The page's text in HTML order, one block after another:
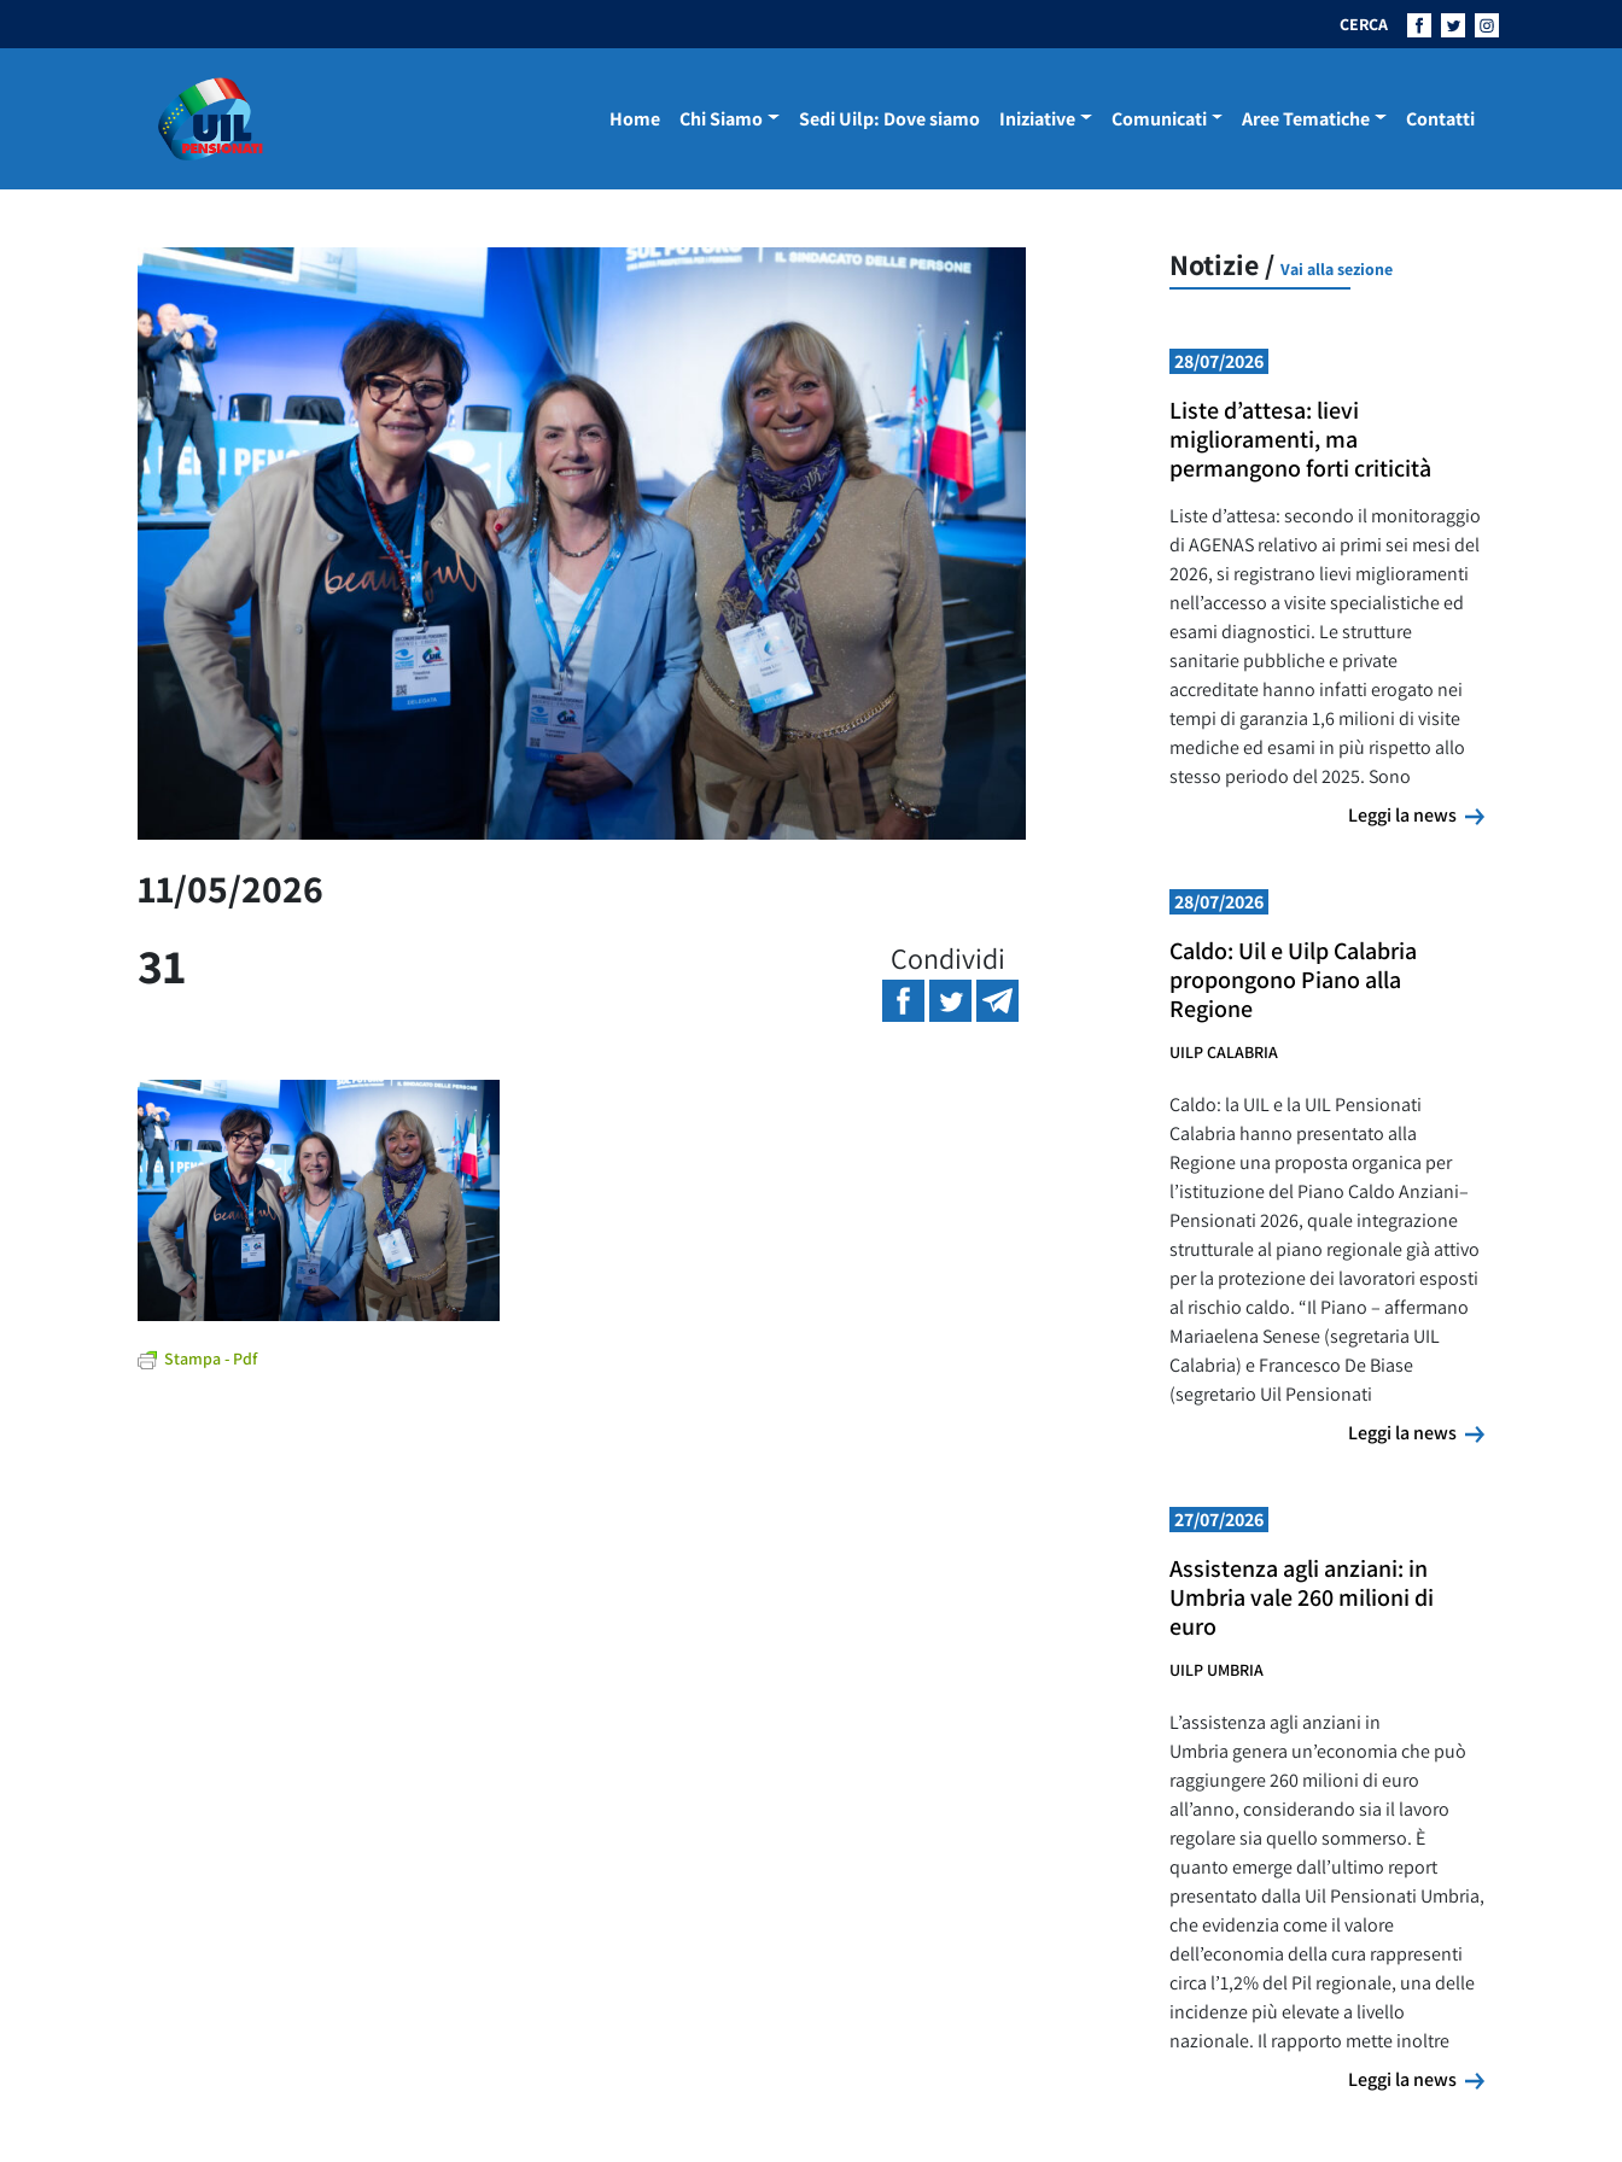
CERCA
Navigazione principale Home Chi Siamo Sedi Uilp: Dove siamo Iniziative Comunicati Aree Tematiche Contatti
11/05/2026
31 Condividi
Stampa - Pdf
Notizie / Vai alla sezione
28/07/2026
Liste d’attesa: lievi
miglioramenti, ma
permangono forti criticità
Liste d’attesa: secondo il monitoraggio
di AGENAS relativo ai primi sei mesi del
2026, si registrano lievi miglioramenti
nell’accesso a visite specialistiche ed
esami diagnostici. Le strutture
sanitarie pubbliche e private
accreditate hanno infatti erogato nei
tempi di garanzia 1,6 milioni di visite
mediche ed esami in più rispetto allo
stesso periodo del 2025. Sono
Leggi la news
Leggi la news
28/07/2026
Caldo: Uil e Uilp Calabria
propongono Piano alla
Regione
UILP CALABRIA
Caldo: la UIL e la UIL Pensionati
Calabria hanno presentato alla
Regione una proposta organica per
l’istituzione del Piano Caldo Anziani–
Pensionati 2026, quale integrazione
strutturale al piano regionale già attivo
per la protezione dei lavoratori esposti
al rischio caldo. “Il Piano – affermano
Mariaelena Senese (segretaria UIL
Calabria) e Francesco De Biase
(segretario Uil Pensionati
Leggi la news
Leggi la news
27/07/2026
Assistenza agli anziani: in
Umbria vale 260 milioni di
euro
UILP UMBRIA
L’assistenza agli anziani in
Umbria genera un’economia che può
raggiungere 260 milioni di euro
all’anno, considerando sia il lavoro
regolare sia quello sommerso. È
quanto emerge dall’ultimo report
presentato dalla Uil Pensionati Umbria,
che evidenzia come il valore
dell’economia della cura rappresenti
circa l’1,2% del Pil regionale, una delle
incidenze più elevate a livello
nazionale. Il rapporto mette inoltre
Leggi la news
Leggi la news